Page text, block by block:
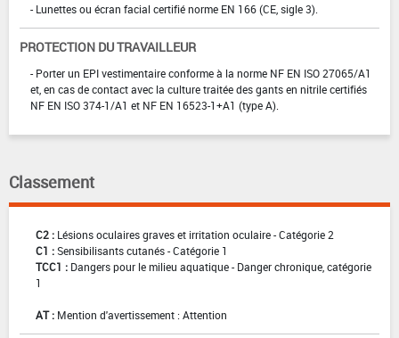
- Lunettes ou écran facial certifié norme EN 166 (CE, sigle 3).
PROTECTION DU TRAVAILLEUR
- Porter un EPI vestimentaire conforme à la norme NF EN ISO 27065/A1
et, en cas de contact avec la culture traitée des gants en nitrile certifiés
NF EN ISO 374-1/A1 et NF EN 16523-1+A1 (type A).
Classement
C2 : Lésions oculaires graves et irritation oculaire - Catégorie 2
C1 :Sensibilisants cutanés - Catégorie 1
TCC1 : Dangers pour le milieu aquatique - Danger chronique, catégorie
1
AT : Mention d'avertissement : Attention